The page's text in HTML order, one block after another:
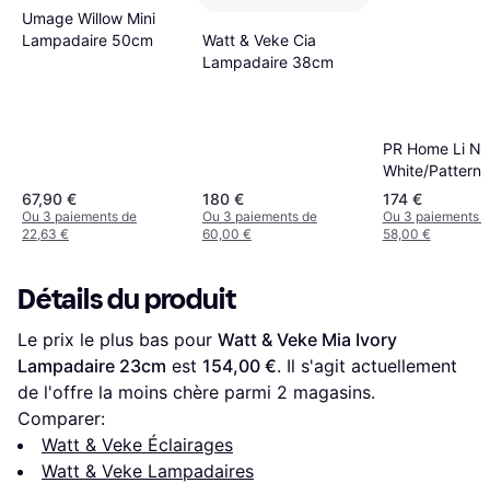
Umage Willow Mini
Lampadaire 50cm
67,90 €
Ou 3 paiements de
22,63 €
Watt & Veke Cia
Lampadaire 38cm
180 €
Ou 3 paiements de
60,00 €
PR Home Li Na
White/
Lampadaire
174 €
Ou 3 paiements
58,00 €
Détails du produit
Le prix le plus bas pour Watt & Veke Mia Ivory
Lampadaire 23cm est 154,00 €. Il s'agit actuellement
de l'offre la moins chère parmi 2 magasins.
Comparer:
Watt & Veke Éclairages
Watt & Veke Lampadaires